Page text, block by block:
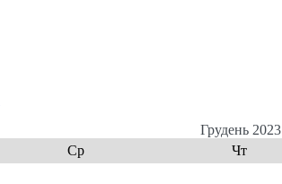
Грудень 2023
Ср Чт